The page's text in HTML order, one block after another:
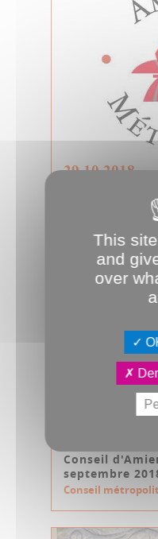
29.10.2018
Conseil
Conseil
Conseil
septembre
Conseil
This
and
over